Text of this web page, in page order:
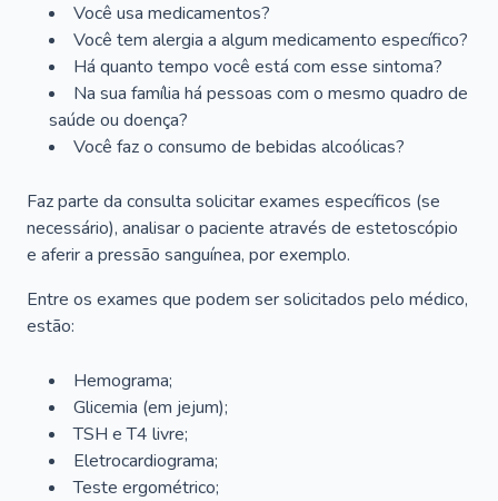
Você usa medicamentos?
Você tem alergia a algum medicamento específico?
Há quanto tempo você está com esse sintoma?
Na sua família há pessoas com o mesmo quadro de
saúde ou doença?
Você faz o consumo de bebidas alcoólicas?
Faz parte da consulta solicitar exames específicos (se
necessário), analisar o paciente através de estetoscópio
e aferir a pressão sanguínea, por exemplo.
Entre os exames que podem ser solicitados pelo médico,
estão:
Hemograma;
Glicemia (em jejum);
TSH e T4 livre;
Eletrocardiograma;
Teste ergométrico;